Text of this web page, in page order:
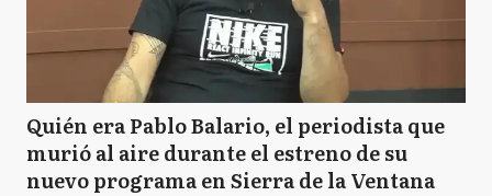
Quién era Pablo Balario, el periodista que
murió al aire durante el estreno de su
nuevo programa en Sierra de la Ventana